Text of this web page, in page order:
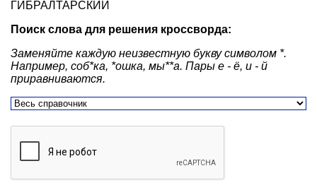
ГИБРАЛТАРСКИЙ
Поиск слова для решения кроссворда:
Заменяйте каждую неизвестную букву символом *.
Например, соб*ка, *ошка, мы**а. Пары е - ё, и - й
приравниваются.